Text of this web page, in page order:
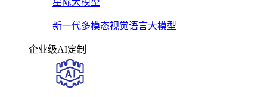
星际大模型
新一代多模态视觉语言大模型
企业级AI定制